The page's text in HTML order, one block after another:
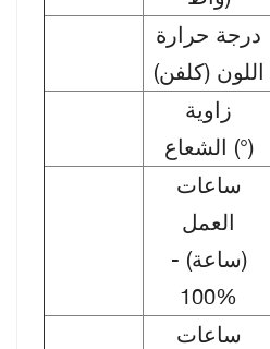
درجة حرارة
اللون (كلفن)
زاوية
الشعاع (°)
ساعات
العمل
(ساعة) -
100%
ساعات